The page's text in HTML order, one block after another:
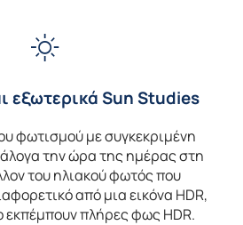
εξωτερικά Sun Studies
φωτισμού με συγκεκριμένη
την ώρα της ημέρας στη
του ηλιακού φωτός που
από μια εικόνα HDR,
εκπέμπουν πλήρες φως HDR.